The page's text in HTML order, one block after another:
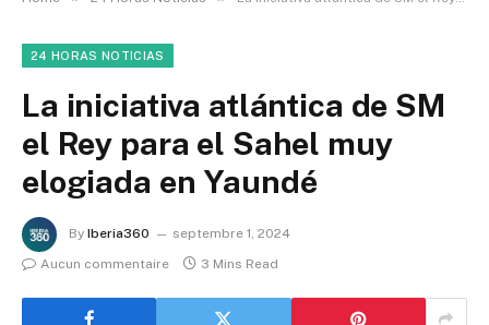
24 HORAS NOTICIAS
La iniciativa atlántica de SM
el Rey para el Sahel muy
elogiada en Yaundé
By Iberia360
septembre 1, 2024
Aucun commentaire
3 Mins Read